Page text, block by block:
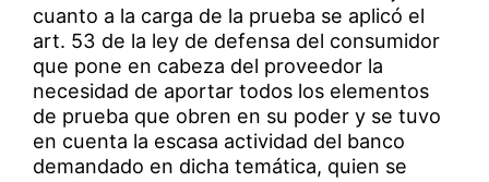
cuanto a la carga de la prueba se aplicó el
art. 53 de la ley de defensa del consumidor
que pone en cabeza del proveedor la
necesidad de aportar todos los elementos
de prueba que obren en su poder y se tuvo
en cuenta la escasa actividad del banco
demandado en dicha temática, quien se